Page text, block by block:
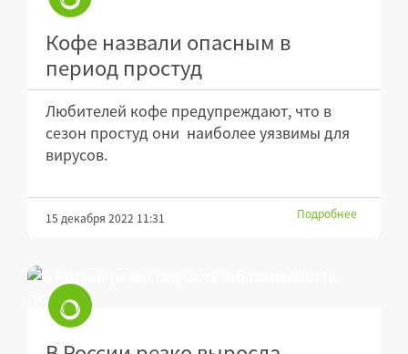
Кофе назвали опасным в
период простуд
Любителей кофе предупреждают, что в
сезон простуд они наиболее уязвимы для
вирусов.
15 декабря 2022 11:31 Подробнее